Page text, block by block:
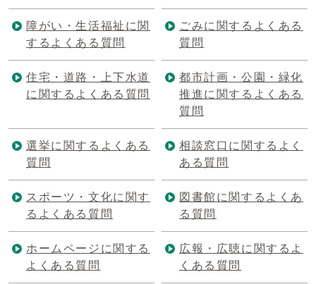
障がい・生活福祉に関
するよくある質問
ごみに関するよくある
質問
住宅・道路・上下水道
に関するよくある質問
都市計画・公園・緑化
推進に関するよくある
質問
選挙に関するよくある
質問
相談窓口に関するよく
ある質問
スポーツ・文化に関す
るよくある質問
図書館に関するよくあ
る質問
ホームページに関する
よくある質問
広報・広聴に関するよ
くある質問